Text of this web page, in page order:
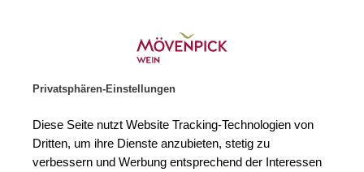
Privatsphären-Einstellungen
Diese Seite nutzt Website Tracking-Technologien von
Dritten, um ihre Dienste anzubieten, stetig zu
verbessern und Werbung entsprechend der Interessen
Schweiz 0